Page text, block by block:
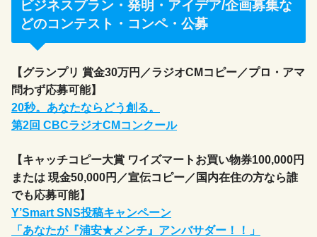
ビジネスプラン・発明・アイデア/企画募集な
どのコンテスト・コンペ・公募
【グランプリ 賞金30万円／ラジオCMコピー／プロ・アマ
問わず応募可能】
20秒。あなたならどう創る。
第2回 CBCラジオCMコンクール
【キャッチコピー大賞 ワイズマートお買い物券100,000円
または 現金50,000円／宣伝コピー／国内在住の方なら誰
でも応募可能】
Y’Smart SNS投稿キャンペーン
「あなたが『浦安★メンチ』アンバサダー！！」